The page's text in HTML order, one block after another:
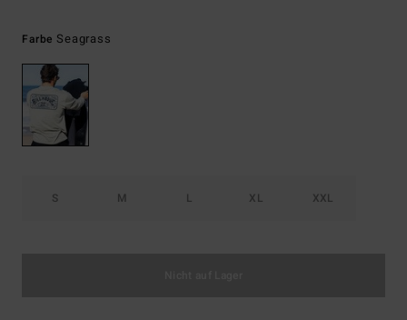
Farbe Seagrass
S M L XL XXL